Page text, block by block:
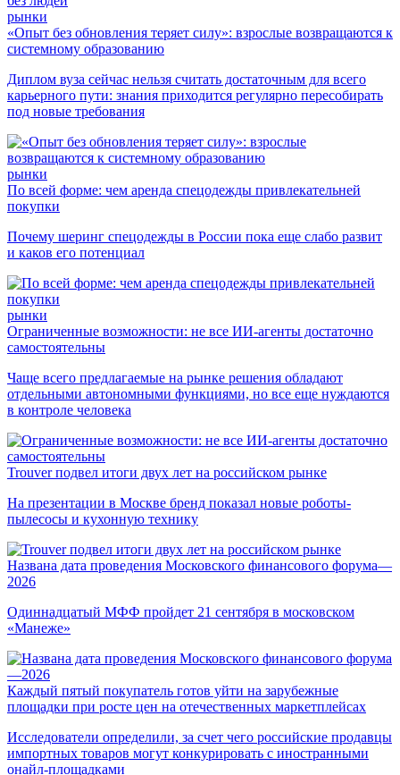
рынки
«Опыт без обновления теряет силу»: взрослые возвращаются к
системному образованию
Диплом вуза сейчас нельзя считать достаточным для всего
карьерного пути: знания приходится регулярно пересобирать
под новые требования
рынки
По всей форме: чем аренда спецодежды привлекательней
покупки
Почему шеринг спецодежды в России пока еще слабо развит
и каков его потенциал
рынки
Ограниченные возможности: не все ИИ-агенты достаточно
самостоятельны
Чаще всего предлагаемые на рынке решения обладают
отдельными автономными функциями, но все еще нуждаются
в контроле человека
Trouver подвел итоги двух лет на российском рынке
На презентации в Москве бренд показал новые роботы-
пылесосы и кухонную технику
Названа дата проведения Московского финансового форума—
2026
Одиннадцатый МФФ пройдет 21 сентября в московском
«Манеже»
Каждый пятый покупатель готов уйти на зарубежные
площадки при росте цен на отечественных маркетплейсах
Исследователи определили, за счет чего российские продавцы
импортных товаров могут конкурировать с иностранными
онайл-площадками